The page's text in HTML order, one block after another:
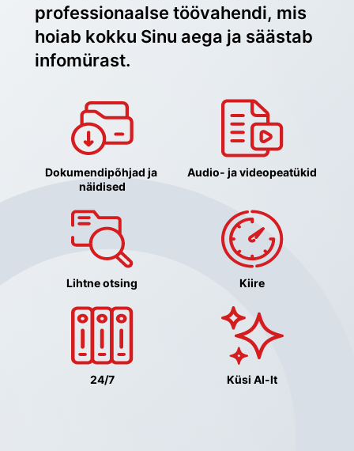
professionaalse töövahendi, mis
hoiab kokku Sinu aega ja säästab
infomürast.
Dokumendipõhjad ja
näidised
Audio- ja videopeatükid
Lihtne otsing Kiire
24/7 Küsi AI-lt